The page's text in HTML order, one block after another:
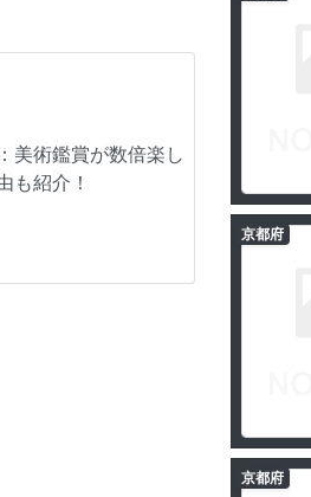
：美術鑑賞が数倍楽し
も紹介！
京都府
京都府